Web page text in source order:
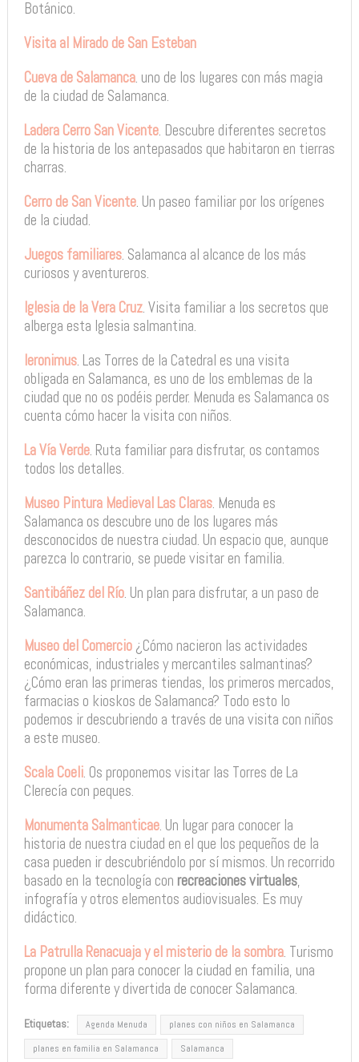
Botánico.
Visita al Mirado de San Esteban
Cueva de Salamanca. uno de los lugares con más magia
de la ciudad de Salamanca.
Ladera Cerro San Vicente. Descubre diferentes secretos
de la historia de los antepasados que habitaron en tierras
charras.
Cerro de San Vicente. Un paseo familiar por los orígenes
de la ciudad.
Juegos familiares. Salamanca al alcance de los más
curiosos y aventureros.
Iglesia de la Vera Cruz. Visita familiar a los secretos que
alberga esta Iglesia salmantina.
Ieronimus. Las Torres de la Catedral es una visita
obligada en Salamanca, es uno de los emblemas de la
ciudad que no os podéis perder. Menuda es Salamanca os
cuenta cómo hacer la visita con niños.
La Vía Verde. Ruta familiar para disfrutar, os contamos
todos los detalles.
Museo Pintura Medieval Las Claras. Menuda es
Salamanca os descubre uno de los lugares más
desconocidos de nuestra ciudad. Un espacio que, aunque
parezca lo contrario, se puede visitar en familia.
Santibáñez del Río. Un plan para disfrutar, a un paso de
Salamanca.
Museo del Comercio¿Cómo nacieron las actividades
económicas, industriales y mercantiles salmantinas?
¿Cómo eran las primeras tiendas, los primeros mercados,
farmacias o kioskos de Salamanca? Todo esto lo
podemos ir descubriendo a través de una visita con niños
a este museo.
Scala Coeli. Os proponemos visitar las Torres de La
Clerecía con peques.
Monumenta Salmanticae. Un lugar para conocer la
historia de nuestra ciudad en el que los pequeños de la
casa pueden ir descubriéndolo por sí mismos. Un recorrido
basado en la tecnología con recreaciones virtuales,
infografía y otros elementos audiovisuales. Es muy
didáctico.
La Patrulla Renacuaja y el misterio de la sombra. Turismo
propone un plan para conocer la ciudad en familia, una
forma diferente y divertida de conocer Salamanca.
Etiquetas: Agenda Menuda
planes con niños en Salamanca
planes en familia en Salamanca
Salamanca